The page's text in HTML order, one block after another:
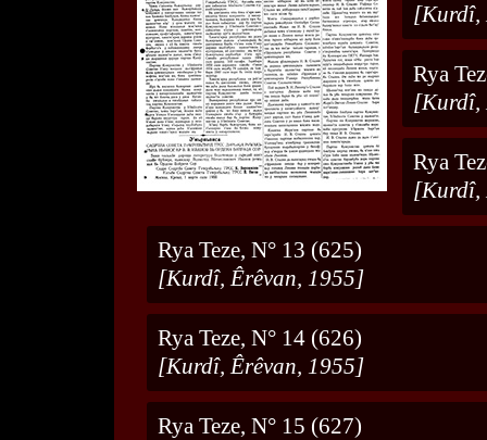
[Kurdî,
Rya
[Kurdî,
Rya
[Kurdî,
Rya Teze, N° 13 (625)
[Kurdî, Êrêvan, 1955]
Rya Teze, N° 14 (626)
[Kurdî, Êrêvan, 1955]
Rya Teze, N° 15 (627)